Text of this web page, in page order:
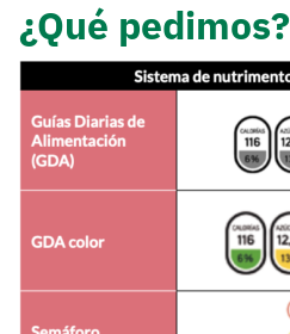
¿Qué pedimos?